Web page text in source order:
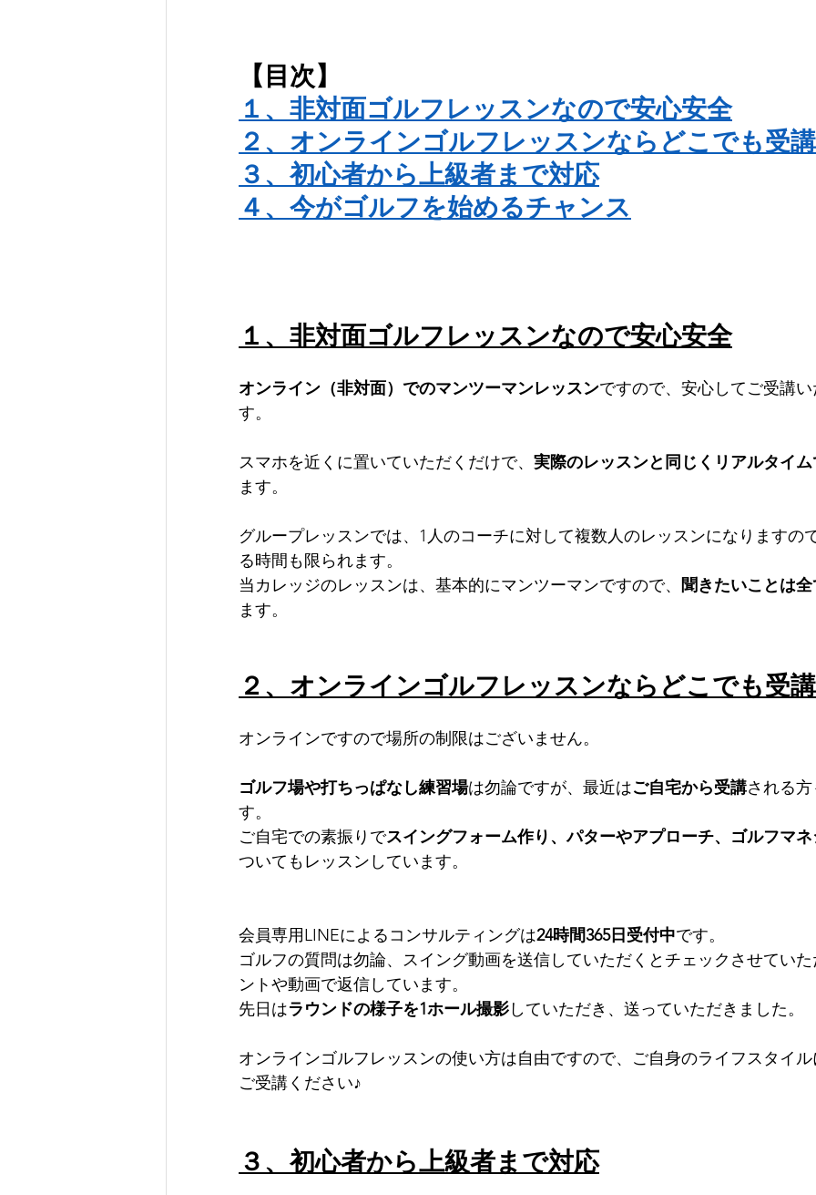
【目次】
１、非対面ゴルフレッスンなので安心安全
２、オンラインゴルフレッスンならどこでも受
３、初心者から上級者まで対応
４、今がゴルフを始めるチャンス
１、非対面ゴルフレッスンなので安心安全
オンライン（非対面）でのマンツーマンレッスンですので、安心してご受講
す。
スマホを近くに置いていただくだけで、 実際のレッスンと同じくリアルタイ
ます。
グループレッスンでは、1人のコーチに対して複数人のレッスンになりますの
る時間も限られます。
当カレッジのレッスンは、基本的にマンツーマンですので、 聞きたいことは
ます。
２、オンラインゴルフレッスンならどこでも受
オンラインですので場所の制限はございません。
ゴルフ場や打ちっぱなし練習場は勿論ですが、最近はご自宅から受講される
す。
ご自宅での素振りでスイングフォーム作り、パターやアプローチ、ゴルフマ
ついてもレッスンしています。
会員専用LINEによるコンサルティングは24時間365日受付中です。
ゴルフの質問は勿論、スイング動画を送信していただくとチェックさせてい
ントや動画で返信しています。
先日はラウンドの様子を1ホール撮影していただき、送っていただきました。
オンラインゴルフレッスンの使い方は自由ですので、ご自身のライフスタイ
ご受講ください♪
３、初心者から上級者まで対応